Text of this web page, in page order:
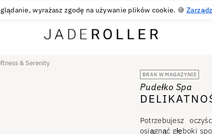
wyrażasz zgodę na używanie plików cookie. 🍪
30€
BEZPŁATNE ZWROTY PRZEZ 30 DNI
& Serenity
BRAK W MAGAZYNIE
Pudełko Spa
Potrzebujesz
osiągnąć głęboki